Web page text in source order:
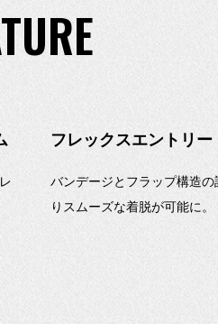
フレックスエントリー
バンデージとフラップ構造の
りスムーズな着脱が可能に。